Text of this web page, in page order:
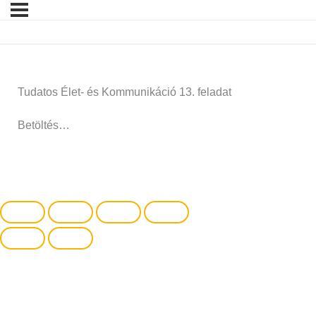
Tudatos Élet- és Kommunikáció 13. feladat
Betöltés…